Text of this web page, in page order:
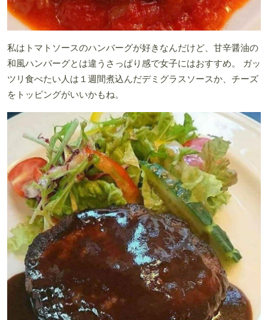
私はトマトソースのハンバーグが好きなんだけど、甘辛醤油の
和風ハンバーグとは違うさっぱり感で女子にはおすすめ。 ガッ
ツリ食べたい人は１週間煮込んだデミグラスソースか、チーズ
をトッピングがいいかもね。